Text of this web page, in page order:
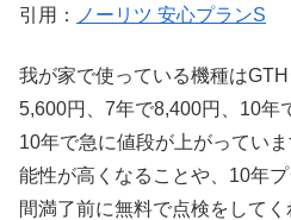
引用： ノーリツ 安心プランS
我が家で使っている機種は
5,600円、7年で8,400円、10年
10年で急に値段が上がってい
能性が高くなることや、10年
間満了前に無料で点検をしてく